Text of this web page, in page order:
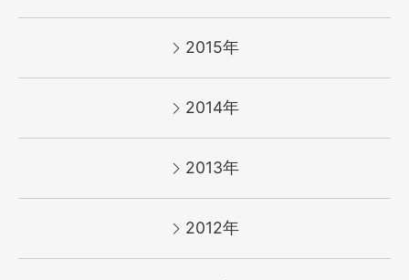
2015年
2014年
2013年
2012年